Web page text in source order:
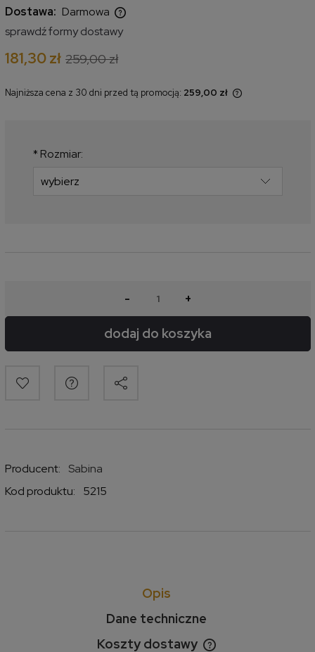
Dostawa: Darmowa
Cena nie zawiera ewentualnych kosztów płatności
sprawdź formy dostawy
181,30 zł 259,00 zł
Najniższa cena z 30 dni przed tą promocją: 259,00 zł
* Rozmiar:
- +
dodaj do koszyka
Producent:
Sabina
Kod produktu:
5215
Opis
Dane techniczne
Koszty dostawy